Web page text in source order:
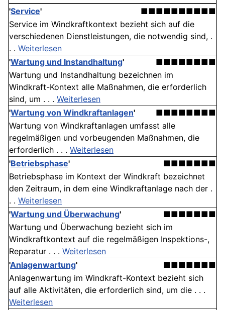
'Service'
■■■■■■■■■■
Service im Windkraftkontext bezieht sich auf die
verschiedenen Dienstleistungen, die notwendig sind, .
. . Weiterlesen
'Wartung und Instandhaltung'
■■■■■■■■
Wartung und Instandhaltung bezeichnen im
Windkraft-Kontext alle Maßnahmen, die erforderlich
sind, um . . . Weiterlesen
'Wartung von Windkraftanlagen'
■■■■■■■■
Wartung von Windkraftanlagen umfasst alle
regelmäßigen und vorbeugenden Maßnahmen, die
erforderlich . . . Weiterlesen
'Betriebsphase'
■■■■■■■
Betriebsphase im Kontext der Windkraft bezeichnet
den Zeitraum, in dem eine Windkraftanlage nach der .
. . Weiterlesen
'Wartung und Überwachung'
■■■■■■■
Wartung und Überwachung bezieht sich im
Windkraftkontext auf die regelmäßigen Inspektions-,
Reparatur . . . Weiterlesen
'Anlagenwartung'
■■■■■■■
Anlagenwartung im Windkraft-Kontext bezieht sich
auf alle Aktivitäten, die erforderlich sind, um die . . .
Weiterlesen